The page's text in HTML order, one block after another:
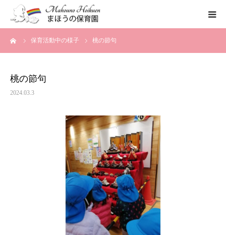
保育活動中の様子 桃の節句
桃の節句
2024.03.3
まほうの保育園の想い
一時保育について